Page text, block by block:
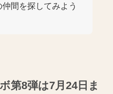
間を探してみよう
第8弾は7月24日ま